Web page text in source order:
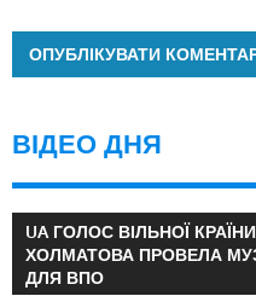
ВІДЕО ДНЯ
UA ГОЛОС ВІЛЬНОЇ
ХОЛМАТОВА ПРОВЕЛА
ДЛЯ ВПО